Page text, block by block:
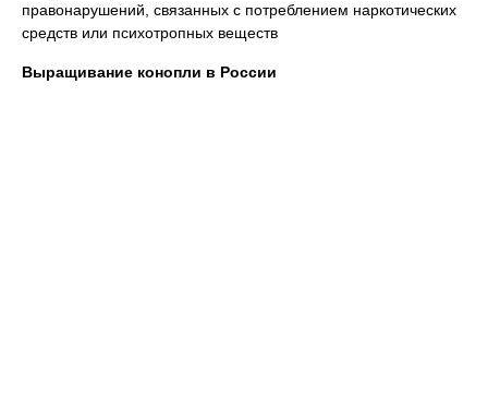
правонарушений, связанных с потреблением наркотических
средств или психотропных веществ
Выращивание конопли в России